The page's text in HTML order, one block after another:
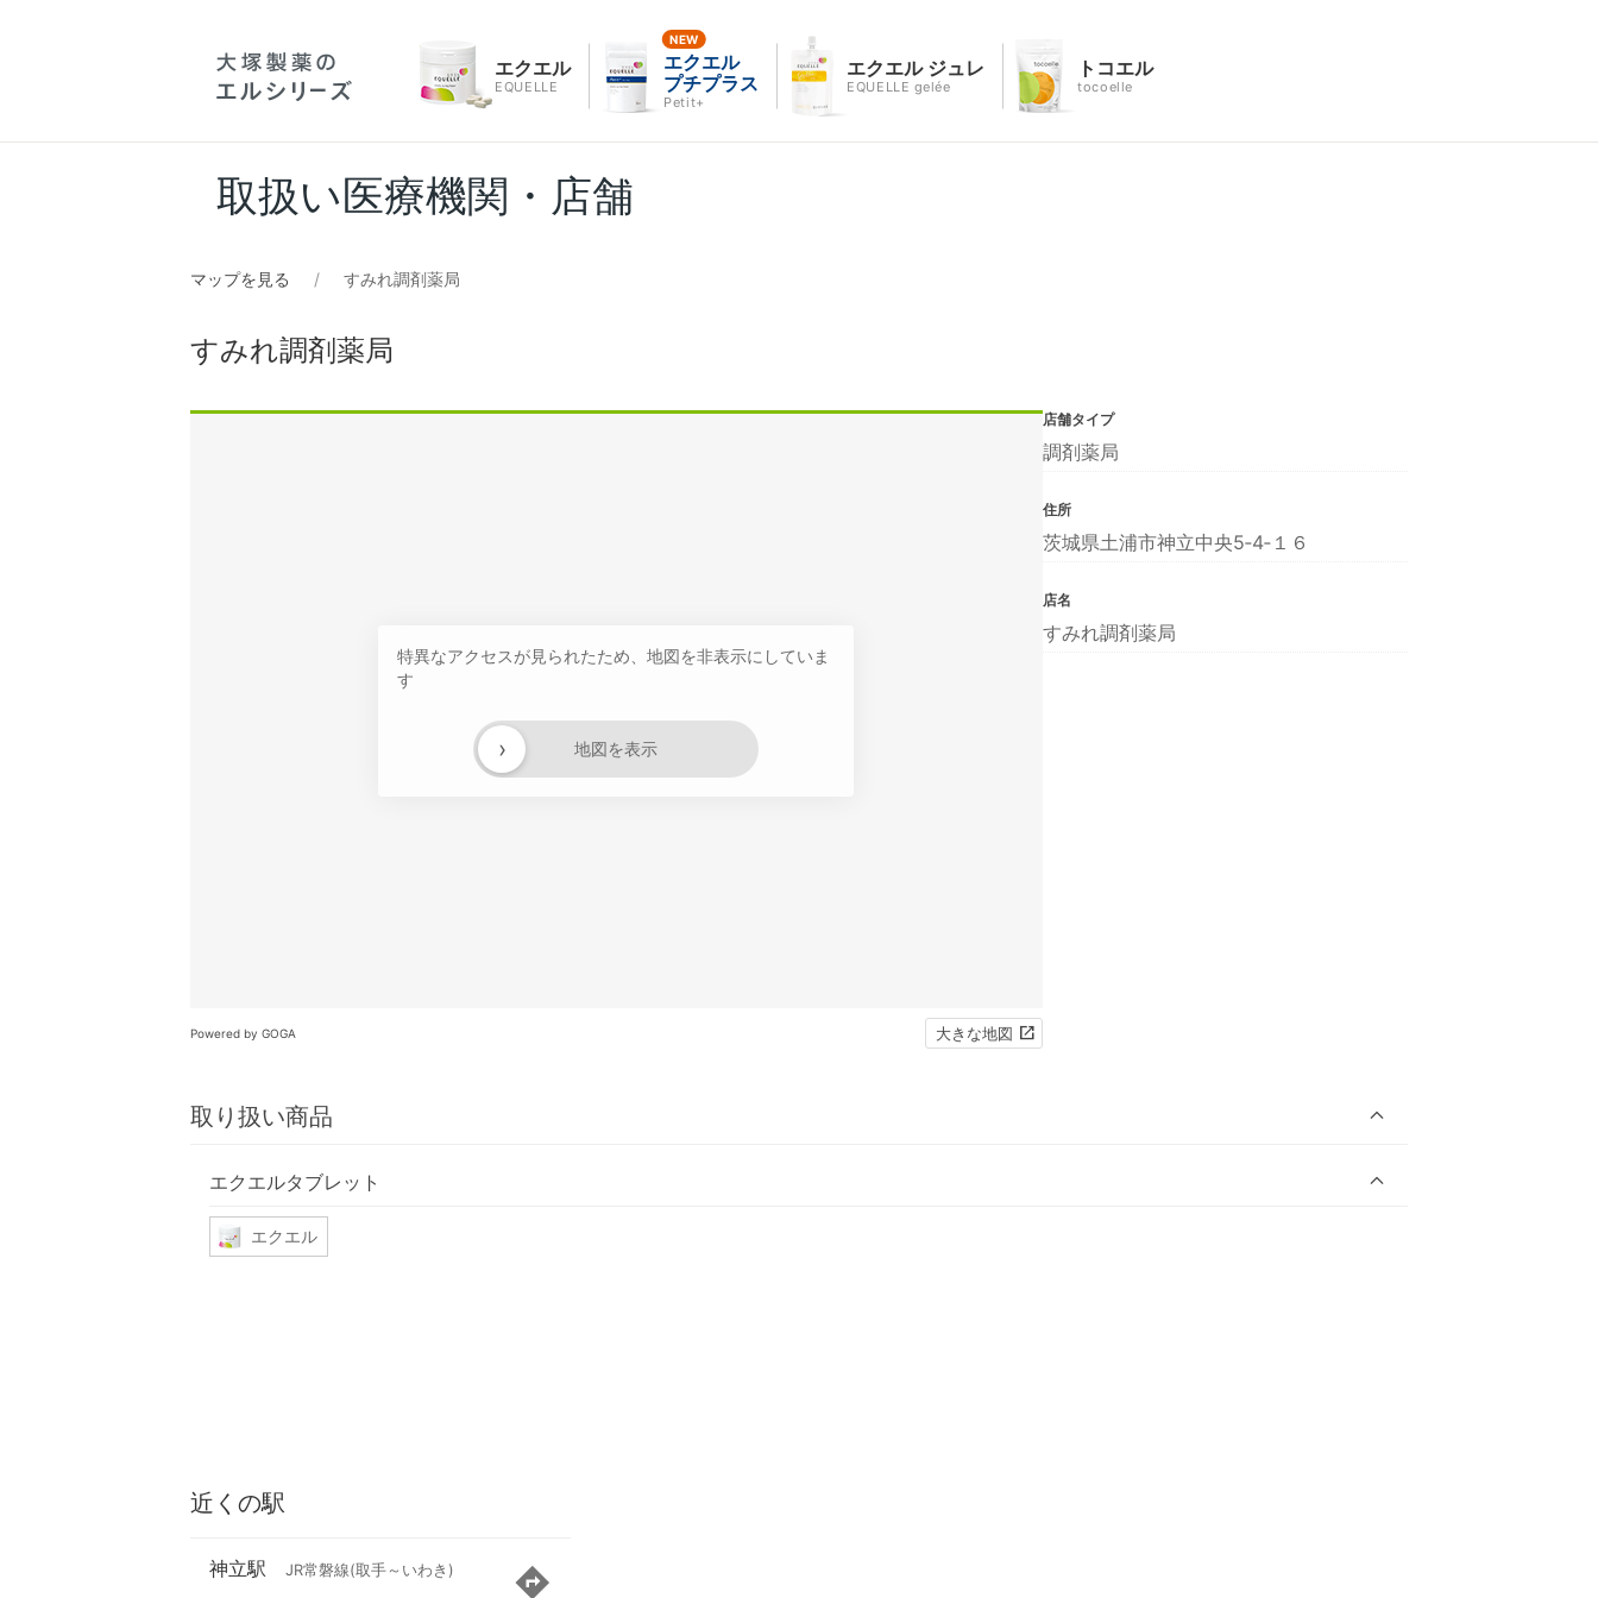
エクエル
EQUELLE
エクエル
プチプラス
Petit+
エクエル ジュレ
EQUELLE gelée
トコエル
tocoelle
取扱い医療機関・店舗
マップを見る すみれ調剤薬局
すみれ調剤薬局
特異なアクセスが見られたため、地図を非表示にしていま
す
地図を表示
›
Powered by GOGA 大きな地図
取り扱い商品
エクエルタブレット
エクエル
店舗タイプ
調剤薬局
住所
茨城県土浦市神立中央5‐4‐１６
店名
すみれ調剤薬局
近くの駅
神立駅 JR常磐線(取手～いわき)